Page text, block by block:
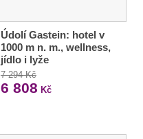
Údolí Gastein: hotel v
1000 m n. m., wellness,
jídlo i lyže
7 294 Kč
6 808 Kč